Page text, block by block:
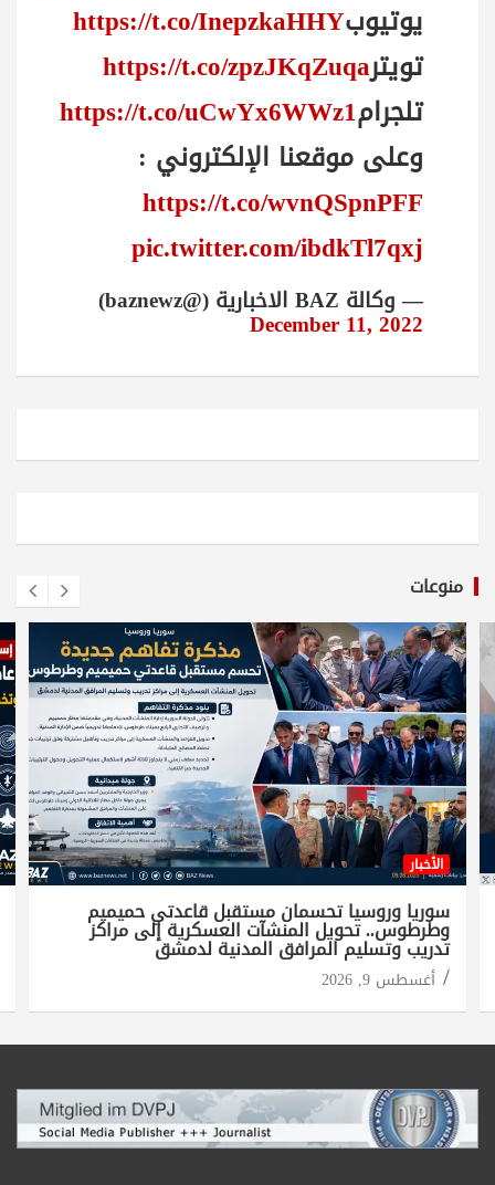
يوتيوبhttps://t.co/InepzkaHHY
تويترhttps://t.co/zpzJKqZuqa
تلجرامhttps://t.co/uCwYx6WWz1
وعلى موقعنا الإلكتروني :
https://t.co/wvnQSpnPFF
pic.twitter.com/ibdkTl7qxj
— وكالة BAZ الاخبارية (@baznewz)
December 11, 2022
منوعات
الأخبار
سوريا وروسيا تحسمان مستقبل قاعدتي حميميم
وطرطوس.. تحويل المنشآت العسكرية إلى مراكز
تدريب وتسليم المرافق المدنية لدمشق
أغسطس 9, 2026